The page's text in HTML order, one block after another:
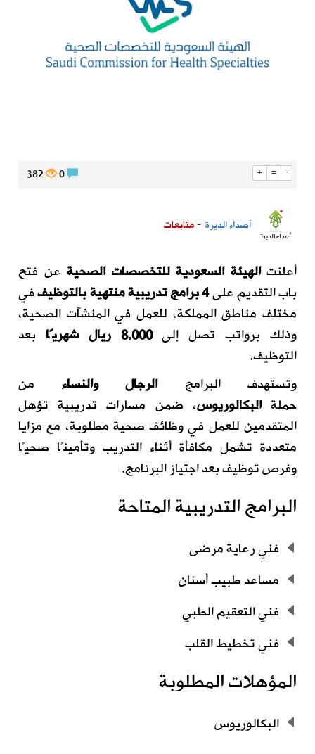
+ = -
382
أصداء الديرة - متابعات
أعلنتالهيئة السعودية للتخصصات الصحية عن فتح
باب التقديم على4 برامج تدريبية منتهية بالتوظيف
في
مختلف مناطق المملكة، للعمل في المنشآت الصحية،
وذلك برواتب تصل إلى8,000 ريال شهريًا
بعد
التوظيف.
وتستهدف البرامجالرجال والنساء من
حملةالبكالوريوس، ضمن مسارات تدريبية تؤهل
المتقدمين للعمل في وظائف صحية مطلوبة، مع مزايا
متعددة تشمل مكافأة أثناء التدريب وتأمينًا صحيًا
وفرص توظيف بعد اجتياز البرنامج.
البرامج التدريبية المتاحة
فني رعاية مرضى
مساعد طبيب أسنان
فني التعقيم الطبي
فني تخطيط القلب
المؤهلات المطلوبة
البكالوريوس